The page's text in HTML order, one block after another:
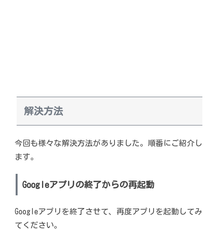
解決方法
今回も様々な解決方法がありました。順番にご紹介し
ます。
Googleアプリの終了からの再起動
Googleアプリを終了させて、再度アプリを起動してみ
てください。